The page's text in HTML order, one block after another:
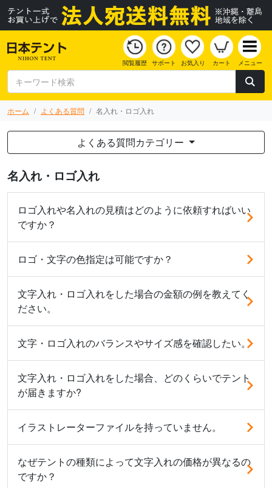
閲覧履歴 サポート お気入り カート メニュー
ホーム よくある質問 名入れ・ロゴ入れ
よくある質問カテゴリー
名入れ・ロゴ入れ
ロゴ入れや名入れの見積はどのように依頼すればいい
ですか？
ロゴ・文字の色指定は可能ですか？
文字入れ・ロゴ入れをした場合の金額の例を教えてく
ださい。
文字・ロゴ入れのバランスやサイズ感を確認したい。
文字入れ・ロゴ入れをした場合、どのくらいでテント
が届きますか?
イラストレーターファイルを持っていません。
なぜテントの種類によって文字入れの価格が異なるの
ですか？